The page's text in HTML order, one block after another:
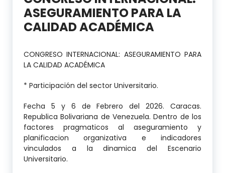
ASEGURAMIENTO PARA LA
CALIDAD ACADÉMICA
CONGRESO INTERNACIONAL: ASEGURAMIENTO PARA
LA CALIDAD ACADÉMICA
* Participación del sector Universitario.
Fecha 5 y 6 de Febrero del 2026. Caracas.
Republica Bolivariana de Venezuela. Dentro de los
factores pragmaticos al aseguramiento y
planificacion organizativa e indicadores
vinculados a la dinamica del Escenario
Universitario.